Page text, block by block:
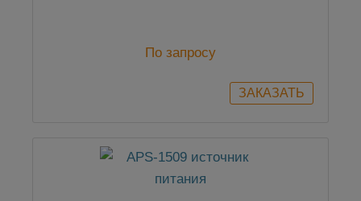
По запросу